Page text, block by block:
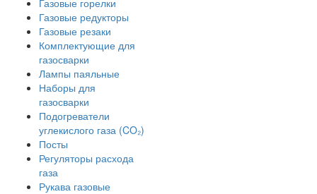
Газовые редукторы
Газовые резаки
Комплектующие для
газосварки
Лампы паяльные
Наборы для
газосварки
Подогреватели
углекислого газа (CO₂)
Посты
Регуляторы расхода
газа
Рукава газовые